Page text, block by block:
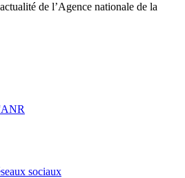
de l’Agence nationale de la
sociaux